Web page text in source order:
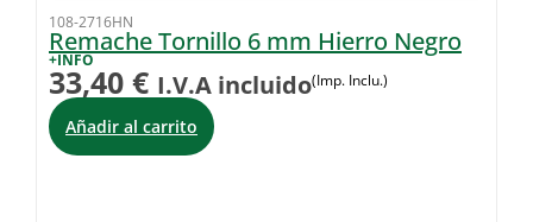
108-2716HN
Remache Tornillo 6 mm Hierro Negro
+INFO
33,40 € I.V.A incluido(Imp. Inclu.)
Añadir al carrito